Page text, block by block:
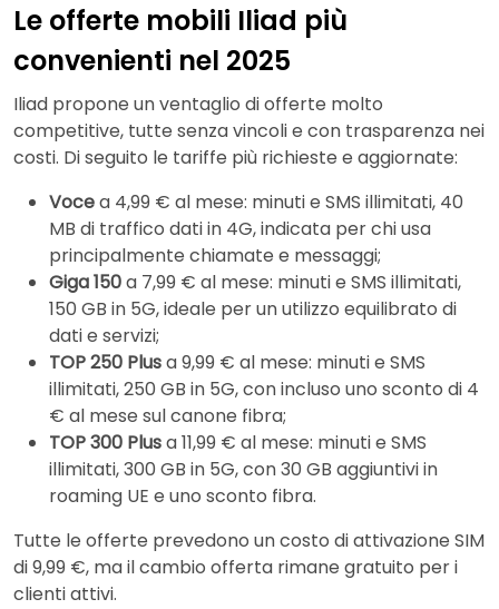
Le offerte mobili Iliad più
convenienti nel 2025
Iliad propone un ventaglio di offerte molto
competitive, tutte senza vincoli e con trasparenza nei
costi. Di seguito le tariffe più richieste e aggiornate:
Vocea 4,99 € al mese: minuti e SMS illimitati, 40
MB di traffico dati in 4G, indicata per chi usa
principalmente chiamate e messaggi;
Giga 150a 7,99 € al mese: minuti e SMS illimitati,
150 GB in 5G, ideale per un utilizzo equilibrato di
dati e servizi;
TOP 250 Plusa 9,99 € al mese: minuti e SMS
illimitati, 250 GB in 5G, con incluso uno sconto di 4
€ al mese sul canone fibra;
TOP 300 Plusa 11,99 € al mese: minuti e SMS
illimitati, 300 GB in 5G, con 30 GB aggiuntivi in
roaming UE e uno sconto fibra.
Tutte le offerte prevedono un costo di attivazione SIM
di 9,99 €, ma il cambio offerta rimane gratuito per i
clienti attivi.